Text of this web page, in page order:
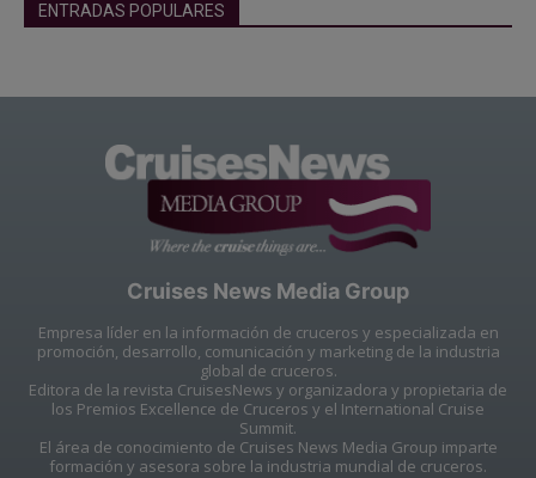
ENTRADAS POPULARES
Cruises News Media Group
Empresa líder en la información de cruceros y especializada en
promoción, desarrollo, comunicación y marketing de la industria
global de cruceros.
Editora de la revista CruisesNews y organizadora y propietaria de
los Premios Excellence de Cruceros y el International Cruise
Summit.
El área de conocimiento de Cruises News Media Group imparte
formación y asesora sobre la industria mundial de cruceros.